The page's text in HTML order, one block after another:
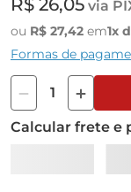
via
ou R$ 27,42 em1x
Formas de
Calcular frete e